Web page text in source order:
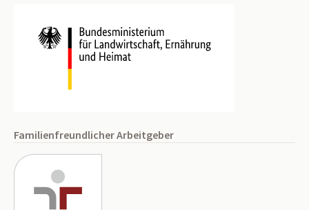
Familienfreundlicher Arbeitgeber